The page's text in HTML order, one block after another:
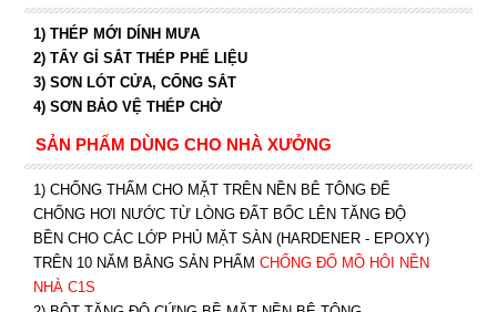
1) THÉP MỚI DÍNH MƯA
2) TẨY GỈ SẮT THÉP PHẾ LIỆU
3) SƠN LÓT CỬA, CỔNG SẮT
4) SƠN BẢO VỆ THÉP CHỜ
SẢN PHẨM DÙNG CHO NHÀ XƯỞNG
1) CHỐNG THẤM CHO MẶT TRÊN NỀN BÊ TÔNG ĐỂ
CHỐNG HƠI NƯỚC TỪ LÒNG ĐẤT BỐC LÊN TĂNG ĐỘ
BỀN CHO CÁC LỚP PHỦ MẶT SÀN (HARDENER - EPOXY)
TRÊN 10 NĂM BẰNG SẢN PHẨM CHỐNG ĐỔ MỒ HÔI NỀN
NHÀ C1S